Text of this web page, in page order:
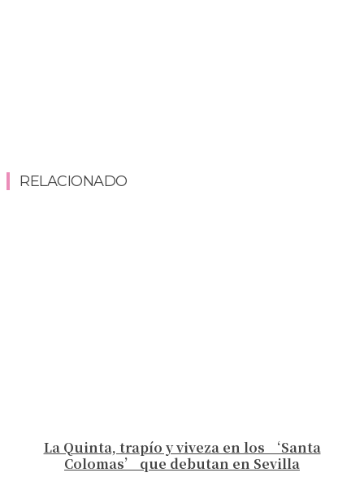
RELACIONADO
La Quinta, trapío y viveza en los ‘Santa
Colomas’ que debutan en Sevilla